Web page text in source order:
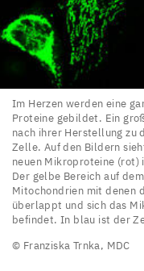
Im
Herzen werden eine
ganze
Reihe
winziger,
bislang
unbekannter
Im Herzen werden eine
Proteine gebildet. Ein
nach ihrer Herstellung zu
Zelle. Auf den Bildern
neuen Mikroproteine (rot)
Der gelbe Bereich auf
Mitochondrien mit denen
überlappt und sich das
befindet. In blau ist der
© Franziska Trnka, MDC